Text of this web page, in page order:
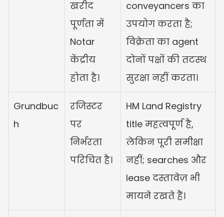
खरीद
पूर्णता में
Notar
केंद्रीय
होता है।
conveyancers का
उपयोग करता है;
विक्रेता का agent
दोनों पक्षों की तटस्थ
सुरक्षा नहीं करता।
Grundbuc
h
रजिस्टर
पर
निर्भरता
परिचित है।
HM Land Registry
title महत्वपूर्ण है,
लेकिन पूरी समीक्षा
नहीं; searches और
lease दस्तावेज़ भी
मायने रखते हैं।